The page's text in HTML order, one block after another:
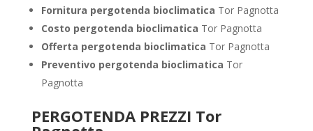
Fornitura pergotenda bioclimatica Tor Pagnotta
Costo pergotenda bioclimatica Tor Pagnotta
Offerta pergotenda bioclimatica Tor Pagnotta
Preventivo pergotenda bioclimatica Tor
Pagnotta
PERGOTENDA PREZZI Tor